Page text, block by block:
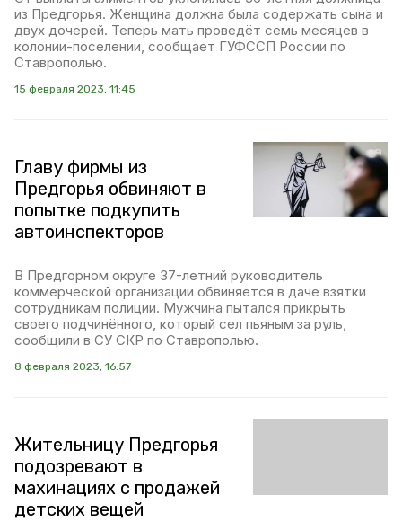
из Предгорья. Женщина должна была содержать сына и
двух дочерей. Теперь мать проведёт семь месяцев в
колонии-поселении, сообщает ГУФССП России по
Ставрополью.
15 февраля 2023, 11:45
Главу фирмы из
Предгорья обвиняют в
попытке подкупить
автоинспекторов
В Предгорном округе 37-летний руководитель
коммерческой организации обвиняется в даче взятки
сотрудникам полиции. Мужчина пытался прикрыть
своего подчинённого, который сел пьяным за руль,
сообщили в СУ СКР по Ставрополью.
8 февраля 2023, 16:57
Жительницу Предгорья
подозревают в
махинациях с продажей
детских вещей